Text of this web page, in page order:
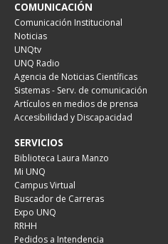
COMUNICACIÓN
Comunicación Institucional
Noticias
UNQtv
UNQ Radio
Agencia de Noticias Científicas
Sistemas - Serv. de comunicación
Artículos en medios de prensa
Accesibilidad y Discapacidad
SERVICIOS
Biblioteca Laura Manzo
Mi UNQ
Campus Virtual
Buscador de Carreras
Expo UNQ
RRHH
Pedidos a Intendencia